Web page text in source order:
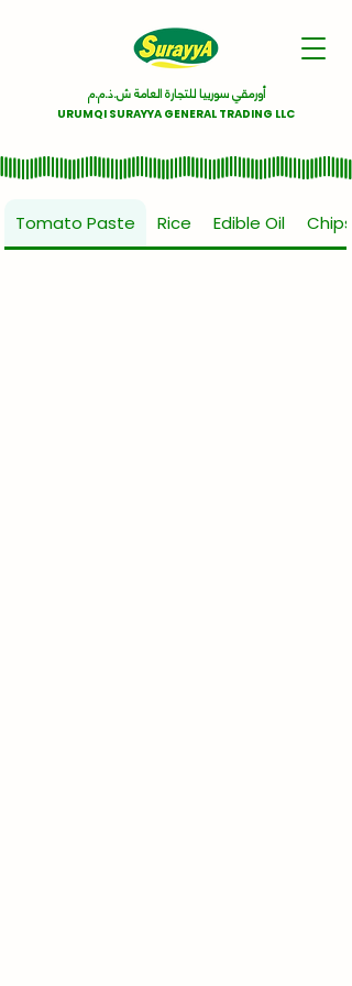
أورمقي سورييا للتجارة العامة ش.ذ.م.م
URUMQI SURAYYA GENERAL TRADING LLC
Tomato Paste Rice Edible Oil Chips